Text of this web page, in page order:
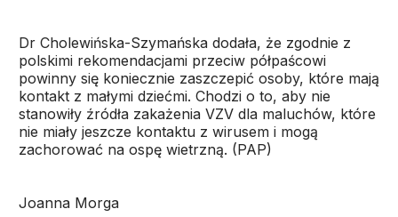
Dr Cholewińska-Szymańska dodała, że zgodnie z
polskimi rekomendacjami przeciw półpaścowi
powinny się koniecznie zaszczepić osoby, które mają
kontakt z małymi dziećmi. Chodzi o to, aby nie
stanowiły źródła zakażenia VZV dla maluchów, które
nie miały jeszcze kontaktu z wirusem i mogą
zachorować na ospę wietrzną. (PAP)
Joanna Morga